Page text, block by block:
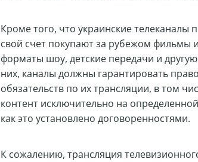
Кроме того, что украинские телеканалы
свой счет покупают за рубежом фильмы
форматы шоу, детские передачи и
них, каналы должны гарантировать
обязательств по их трансляции, в том
контент исключительно на
как это установлено договоренностями.
К сожалению, трансляция